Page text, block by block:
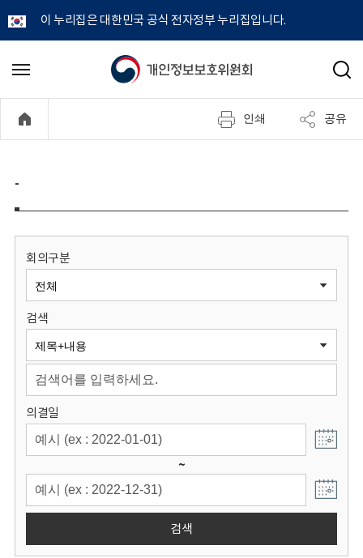
이 누리집은 대한민국 공식 전자정부 누리집입니다.
개
정
보
원
회
메
기
검
인쇄 공유
-
회의구분
검색
의결일
~
검색